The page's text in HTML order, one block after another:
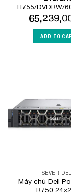
H755/DVDRW/
ADD TO
SEVER
Máy chủ Dell
R750